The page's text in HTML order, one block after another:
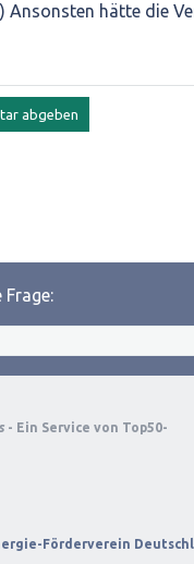
Ansonsten hätte die
Frage:
- Ein Service von Top50-